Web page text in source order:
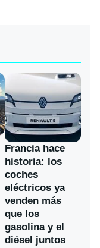
Francia hace
historia: los
coches
eléctricos ya
venden más
que los
gasolina y el
diésel juntos